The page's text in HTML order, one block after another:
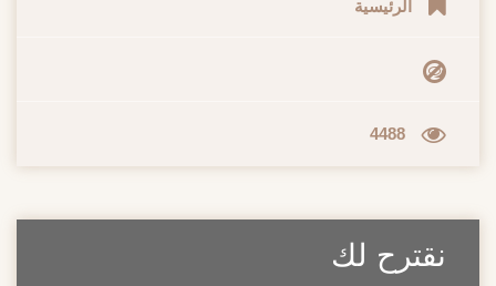
الرئيسية
4488
نقترح لك